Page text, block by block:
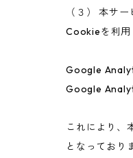
（３） 本サ
Cookieを利用
Google
Google
これにより、
となっており